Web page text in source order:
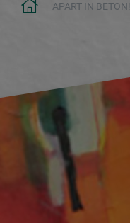
APART IN BETON!